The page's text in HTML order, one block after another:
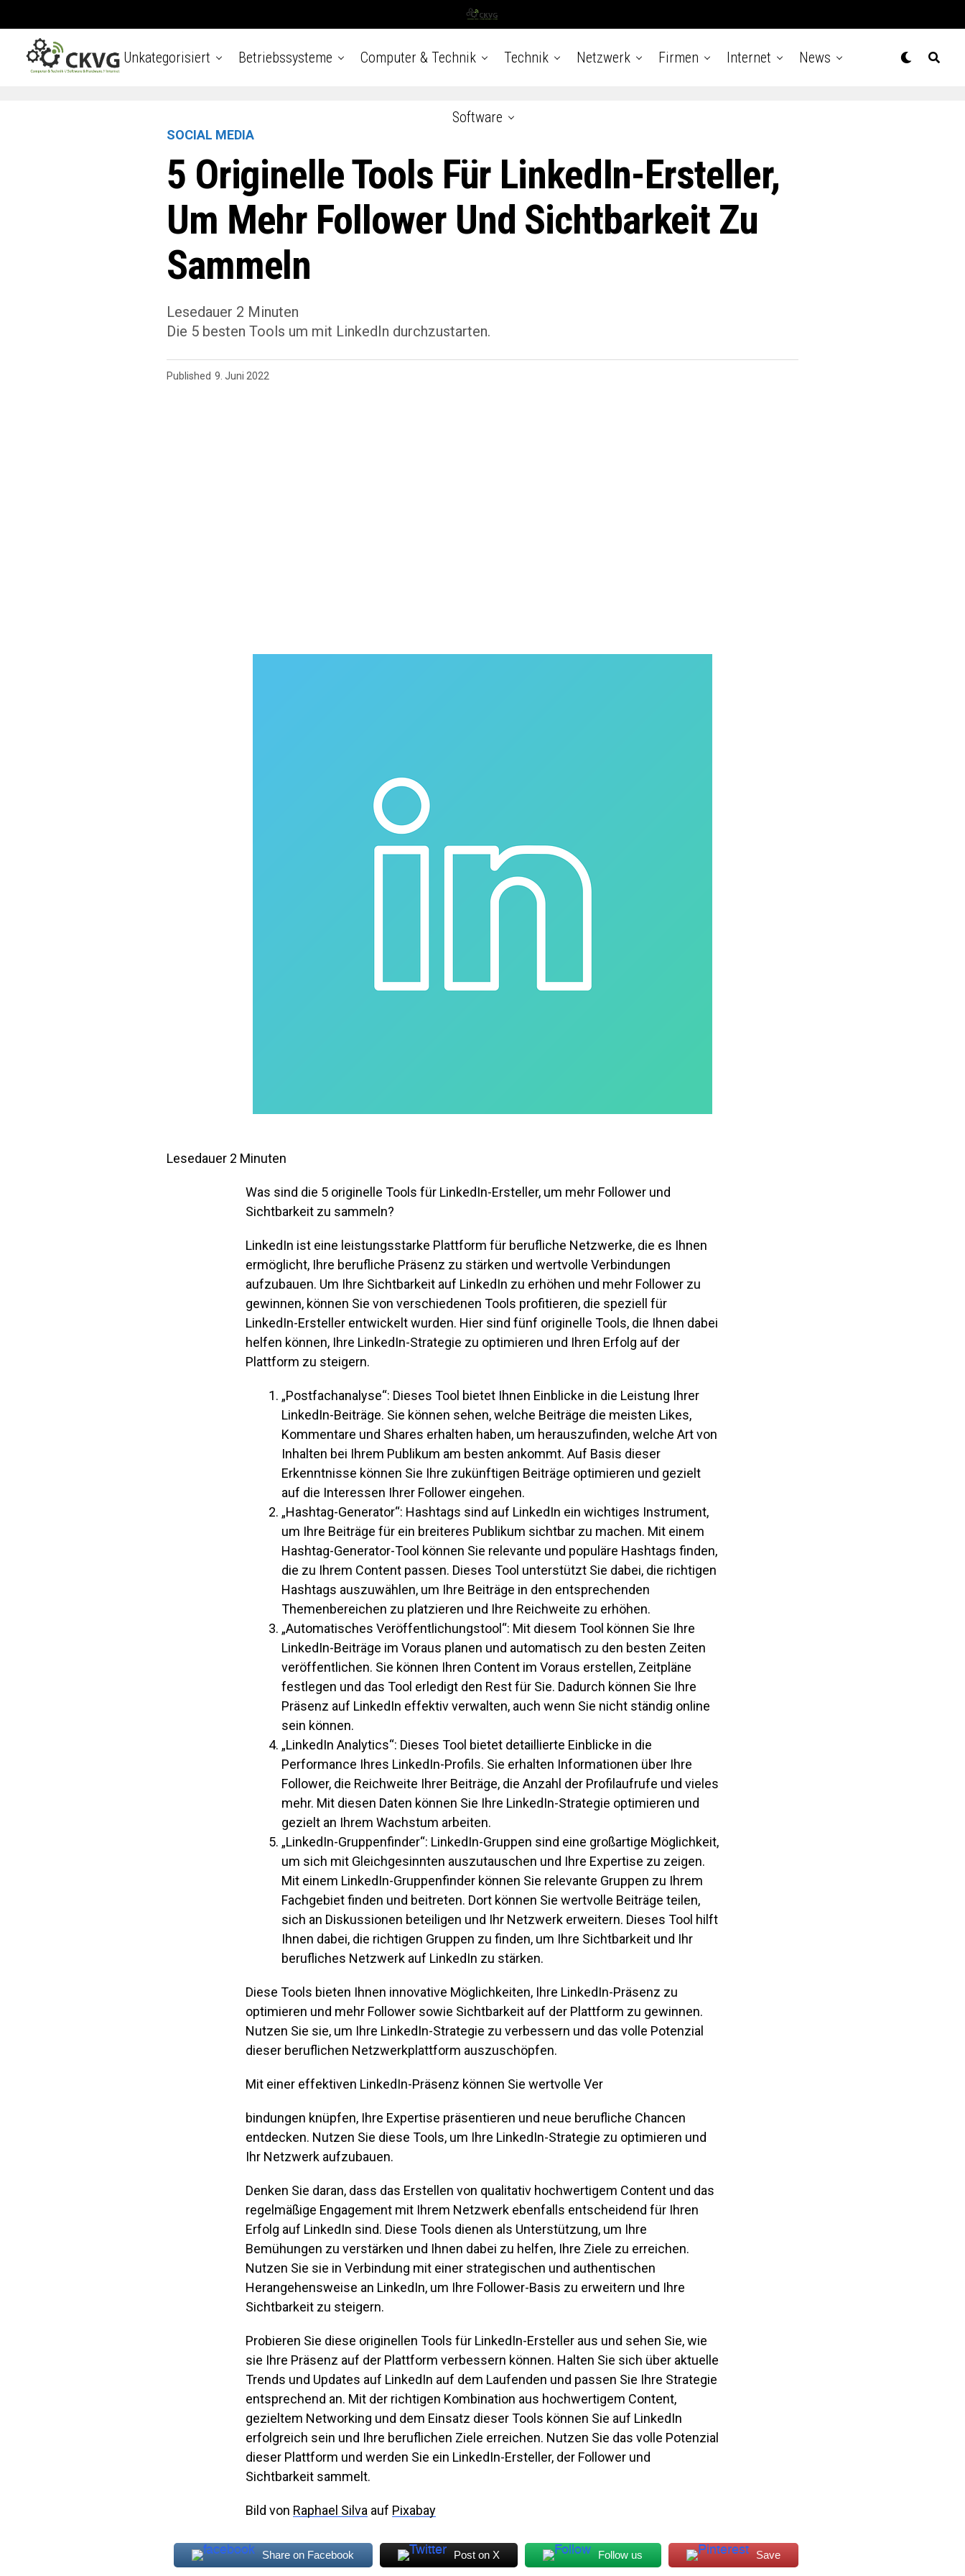
Unkategorisiert Betriebssysteme Computer & Technik Technik Netzwerk Firmen Internet News
Software
SOCIAL MEDIA
5 Originelle Tools Für LinkedIn-Ersteller,
Um Mehr Follower Und Sichtbarkeit Zu
Sammeln
Lesedauer 2 Minuten
Die 5 besten Tools um mit LinkedIn durchzustarten.
Published 9. Juni 2022
Lesedauer 2 Minuten
Was sind die 5 originelle Tools für LinkedIn-Ersteller, um mehr Follower und
Sichtbarkeit zu sammeln?
LinkedIn ist eine leistungsstarke Plattform für berufliche Netzwerke, die es Ihnen
ermöglicht, Ihre berufliche Präsenz zu stärken und wertvolle Verbindungen
aufzubauen. Um Ihre Sichtbarkeit auf LinkedIn zu erhöhen und mehr Follower zu
gewinnen, können Sie von verschiedenen Tools profitieren, die speziell für
LinkedIn-Ersteller entwickelt wurden. Hier sind fünf originelle Tools, die Ihnen dabei
helfen können, Ihre LinkedIn-Strategie zu optimieren und Ihren Erfolg auf der
Plattform zu steigern.
„Postfachanalyse“: Dieses Tool bietet Ihnen Einblicke in die Leistung Ihrer
LinkedIn-Beiträge. Sie können sehen, welche Beiträge die meisten Likes,
Kommentare und Shares erhalten haben, um herauszufinden, welche Art von
Inhalten bei Ihrem Publikum am besten ankommt. Auf Basis dieser
Erkenntnisse können Sie Ihre zukünftigen Beiträge optimieren und gezielt
auf die Interessen Ihrer Follower eingehen.
„Hashtag-Generator“: Hashtags sind auf LinkedIn ein wichtiges Instrument,
um Ihre Beiträge für ein breiteres Publikum sichtbar zu machen. Mit einem
Hashtag-Generator-Tool können Sie relevante und populäre Hashtags finden,
die zu Ihrem Content passen. Dieses Tool unterstützt Sie dabei, die richtigen
Hashtags auszuwählen, um Ihre Beiträge in den entsprechenden
Themenbereichen zu platzieren und Ihre Reichweite zu erhöhen.
„Automatisches Veröffentlichungstool“: Mit diesem Tool können Sie Ihre
LinkedIn-Beiträge im Voraus planen und automatisch zu den besten Zeiten
veröffentlichen. Sie können Ihren Content im Voraus erstellen, Zeitpläne
festlegen und das Tool erledigt den Rest für Sie. Dadurch können Sie Ihre
Präsenz auf LinkedIn effektiv verwalten, auch wenn Sie nicht ständig online
sein können.
„LinkedIn Analytics“: Dieses Tool bietet detaillierte Einblicke in die
Performance Ihres LinkedIn-Profils. Sie erhalten Informationen über Ihre
Follower, die Reichweite Ihrer Beiträge, die Anzahl der Profilaufrufe und vieles
mehr. Mit diesen Daten können Sie Ihre LinkedIn-Strategie optimieren und
gezielt an Ihrem Wachstum arbeiten.
„LinkedIn-Gruppenfinder“: LinkedIn-Gruppen sind eine großartige Möglichkeit,
um sich mit Gleichgesinnten auszutauschen und Ihre Expertise zu zeigen.
Mit einem LinkedIn-Gruppenfinder können Sie relevante Gruppen zu Ihrem
Fachgebiet finden und beitreten. Dort können Sie wertvolle Beiträge teilen,
sich an Diskussionen beteiligen und Ihr Netzwerk erweitern. Dieses Tool hilft
Ihnen dabei, die richtigen Gruppen zu finden, um Ihre Sichtbarkeit und Ihr
berufliches Netzwerk auf LinkedIn zu stärken.
Diese Tools bieten Ihnen innovative Möglichkeiten, Ihre LinkedIn-Präsenz zu
optimieren und mehr Follower sowie Sichtbarkeit auf der Plattform zu gewinnen.
Nutzen Sie sie, um Ihre LinkedIn-Strategie zu verbessern und das volle Potenzial
dieser beruflichen Netzwerkplattform auszuschöpfen.
Mit einer effektiven LinkedIn-Präsenz können Sie wertvolle Ver
bindungen knüpfen, Ihre Expertise präsentieren und neue berufliche Chancen
entdecken. Nutzen Sie diese Tools, um Ihre LinkedIn-Strategie zu optimieren und
Ihr Netzwerk aufzubauen.
Denken Sie daran, dass das Erstellen von qualitativ hochwertigem Content und das
regelmäßige Engagement mit Ihrem Netzwerk ebenfalls entscheidend für Ihren
Erfolg auf LinkedIn sind. Diese Tools dienen als Unterstützung, um Ihre
Bemühungen zu verstärken und Ihnen dabei zu helfen, Ihre Ziele zu erreichen.
Nutzen Sie sie in Verbindung mit einer strategischen und authentischen
Herangehensweise an LinkedIn, um Ihre Follower-Basis zu erweitern und Ihre
Sichtbarkeit zu steigern.
Probieren Sie diese originellen Tools für LinkedIn-Ersteller aus und sehen Sie, wie
sie Ihre Präsenz auf der Plattform verbessern können. Halten Sie sich über aktuelle
Trends und Updates auf LinkedIn auf dem Laufenden und passen Sie Ihre Strategie
entsprechend an. Mit der richtigen Kombination aus hochwertigem Content,
gezieltem Networking und dem Einsatz dieser Tools können Sie auf LinkedIn
erfolgreich sein und Ihre beruflichen Ziele erreichen. Nutzen Sie das volle Potenzial
dieser Plattform und werden Sie ein LinkedIn-Ersteller, der Follower und
Sichtbarkeit sammelt.
Bild von Raphael Silva auf Pixabay
Share on Facebook Post on X Follow us Save